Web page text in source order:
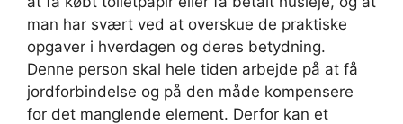
man har svært ved at overskue de praktiske
opgaver i hverdagen og deres betydning.
Denne person skal hele tiden arbejde på at få
jordforbindelse og på den måde kompensere
for det manglende element. Derfor kan et